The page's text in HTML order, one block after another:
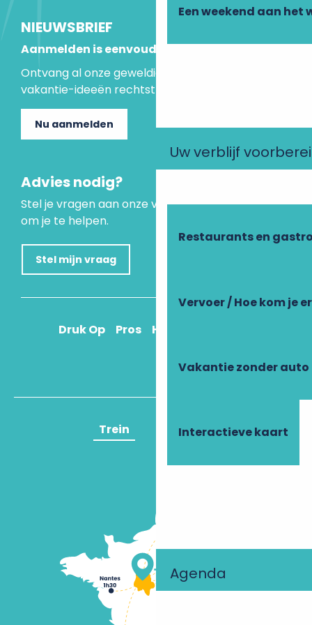
Een weekend aan het
Uw verblijf
Restaurants en
Vervoer / Hoe kom je
Vakantie zonder auto
Interactieve kaart
Agenda
NIEUWSBRIEF
Aanmelden is eenvoudig
Ontvang al onze geweldige aanbiedingen en
vakantie-ideeën rechtstreeks in je inbox.
Nu aanmelden
Advies nodig?
Stel je vragen aan onze virtuele assistent, die er is
om je te helpen.
Stel mijn vraag
Druk Op Pros Hoe kom ik daar?
Trein Vliegtuig